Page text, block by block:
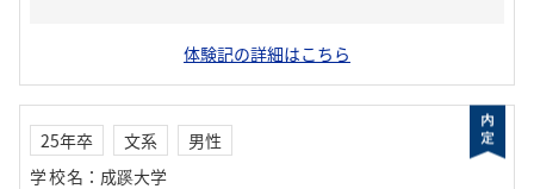
体験記の詳細はこちら
25年卒 文系
男性
学校名 ： 成蹊大学